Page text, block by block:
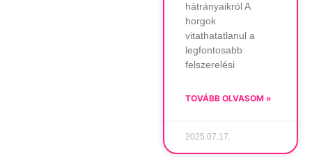
hátrányaikról A
horgok
vitathatatlanul a
legfontosabb
felszerelési
TOVÁBB OLVASOM »
2025.07.17.